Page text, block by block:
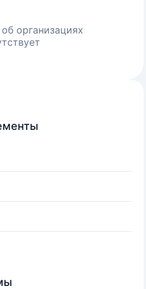
организациях